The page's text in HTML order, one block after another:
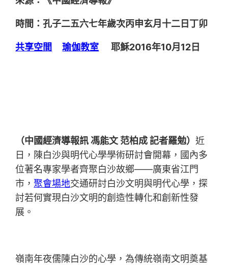
時間：孔子二五六七年歲次丙申玄月十二日丁卯
共享空間 瑜伽教室 耶穌2016年10月12日
（中國經濟導報訊 馮能文 范柏成 記者羅勉）近
日，陳白沙與明代心學學術研討會開幕，國內多
位著名專家學者齊聚白沙故鄉——廣東省江門
市，聚會場地交通研討白沙文明與明代心學，探
討若何實現白沙文明的創造性轉化和創新性發
展。
嶺南年夜儒陳白沙的心學，為傳統嶺南文明奠基